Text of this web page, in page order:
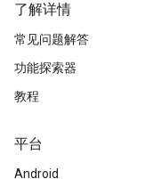
了解详情
常见问题解答
功能探索器
教程
平台
Android